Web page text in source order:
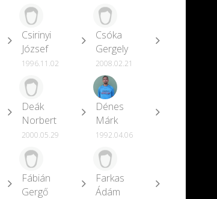
Csirinyi
József
1996.11.02
Csóka
Gergely
2008.02.21
Deák
Norbert
2000.05.29
Dénes
Márk
1992.04.06
Fábián
Gergő
Farkas
Ádám